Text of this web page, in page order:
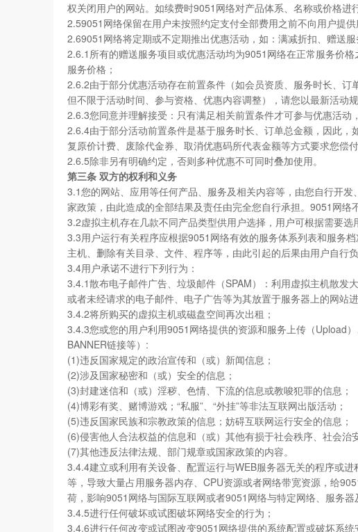
权关闭用户的网站。如续费时9051网络对产品体系、名称或价格进
2.59051网络保留在用户未按照约定支付全部费用之前不向用户提
2.69051网络将定期或不定期推出优惠活动，如：满减折扣、赠送
2.6.1所有的赠送服务项目或优惠活动均为9051网络在正常服务价
服务价格；
2.6.2由于部分优惠活动存在前置条件（如会员资质、服务时长、
但不限于活动时间、参与资格、优惠内容调整），请您以最新活动
2.6.3您同意并理解接受：只有满足相关前置条件才可参与优惠活
2.6.4由于部分活动前置条件是基于服务时长、订单总金额，因此
复原价计费、废除代金券、取消优惠码所代表金额等方式要求您偿
2.6.5除非另有明确约定，否则多种优惠不可同时叠加使用。
第三条 双方的权利和义务
3.1您的网站、应用等任何产品、服务及相关内容等，由您自行开
家政策，由此造成的全部结果及责任由完全您自行承担。9051网络
3.2虚拟主机存在几款不同产品类型供用户选择，用户可根据需要
3.3用户运行有关程序应根据9051网络有效的服务体系列表和服务
主机、删除有关目录、文件、程序等，由此引起的后果由用户自行
3.4用户承诺不进行下列行为：
3.4.1散布电子邮件广告、垃圾邮件（SPAM）：利用虚拟主机散
或者未经请求的电子邮件、电子广告等为其放置于服务器上的网站
3.4.2将所购买的虚拟主机或磁盘空间再次出租；
3.4.3您或您的用户利用9051网络提供的资源和服务上传（Upload
BANNER链接等）:
(1)违反国家规定的政治宣传和（或）新闻信息；
(2)涉及国家秘密和（或）安全的信息；
(3)封建迷信和（或）淫秽、色情、下流的信息或教唆犯罪的信息；
(4)博彩有奖、赌博游戏；“私服”、“外挂”等非法互联网出版活动；
(5)违反国家民族和宗教政策的信息；妨碍互联网运行安全的信息；
(6)侵害他人合法权益的信息和（或）其他有损于社会秩序、社会治
(7)其他违反法律法规、部门规章或国家政策的内容。
3.4.4建立或利用有关设备、配置运行与WEB服务器无关的程序或
等，导致大量占用服务器内存、CPU资源或者网络带宽资源，给
荷，影响9051网络与国际互联网或者9051网络与特定网络、服务
3.4.5进行任何破坏或试图破坏网络安全的行为；
3.4.6进行任何改变或试图改变9051网络提供的系统配置或破坏系统